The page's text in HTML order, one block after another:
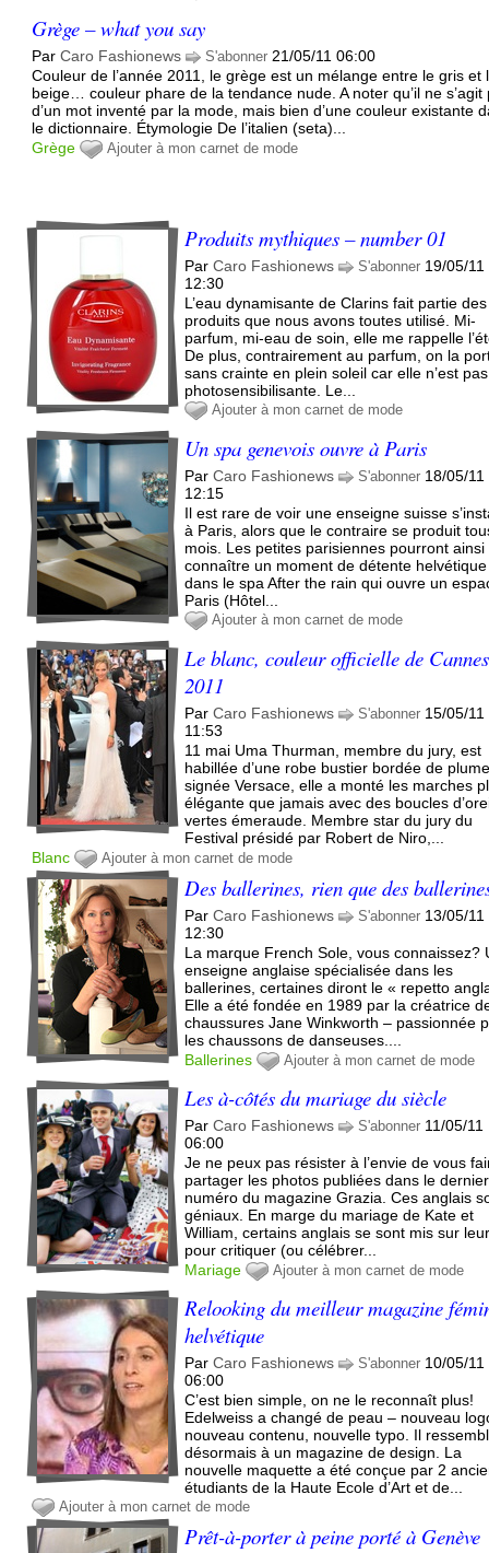
Grège – what you say
ParCaro Fashionews S'abonner 21/05/11 06:00
Couleur de l’année 2011, le grège est un mélange entre le gris et
beige… couleur phare de la tendance nude. A noter qu’il ne s’agit
d’un mot inventé par la mode, mais bien d’une couleur existante
le dictionnaire. Étymologie De l’italien (seta)...
Grège
Ajouter à mon carnet de mode
Produits mythiques – number 01
ParCaro Fashionews S'abonner 19/05/11
12:30
L’eau dynamisante de Clarins fait partie des
produits que nous avons toutes utilisé. Mi-
parfum, mi-eau de soin, elle me rappelle
De plus, contrairement au parfum, on la
sans crainte en plein soleil car elle n’est pas
photosensibilisante. Le...
Ajouter à mon carnet de mode
Un spa genevois ouvre à Paris
ParCaro Fashionews S'abonner 18/05/11
12:15
Il est rare de voir une enseigne suisse
à Paris, alors que le contraire se produit
mois. Les petites parisiennes pourront ainsi
connaître un moment de détente helvétique
dans le spa After the rain qui ouvre un
Paris (Hôtel...
Ajouter à mon carnet de mode
Le blanc, couleur officielle de Cannes
2011
ParCaro Fashionews S'abonner 15/05/11
11:53
11 mai Uma Thurman, membre du jury, est
habillée d’une robe bustier bordée de
signée Versace, elle a monté les marches
élégante que jamais avec des boucles
vertes émeraude. Membre star du jury du
Festival présidé par Robert de Niro,...
Blanc
Ajouter à mon carnet de mode
Des ballerines, rien que des
ParCaro Fashionews S'abonner 13/05/11
12:30
La marque French Sole, vous connaissez?
enseigne anglaise spécialisée dans les
ballerines, certaines diront le « repetto
Elle a été fondée en 1989 par la créatrice
chaussures Jane Winkworth – passionnée
les chaussons de danseuses....
Ballerines
Ajouter à mon carnet de mode
Les à-côtés du mariage du siècle
ParCaro Fashionews S'abonner 11/05/11
06:00
Je ne peux pas résister à l’envie de vous
partager les photos publiées dans le dernier
numéro du magazine Grazia. Ces anglais
géniaux. En marge du mariage de Kate et
William, certains anglais se sont mis sur
pour critiquer (ou célébrer...
Mariage
Ajouter à mon carnet de mode
Relooking du meilleur magazine
helvétique
ParCaro Fashionews S'abonner 10/05/11
06:00
C’est bien simple, on ne le reconnaît plus!
Edelweiss a changé de peau – nouveau
nouveau contenu, nouvelle typo. Il
désormais à un magazine de design. La
nouvelle maquette a été conçue par 2
étudiants de la Haute Ecole d’Art et de...
Ajouter à mon carnet de mode
Prêt-à-porter à peine porté à Genève